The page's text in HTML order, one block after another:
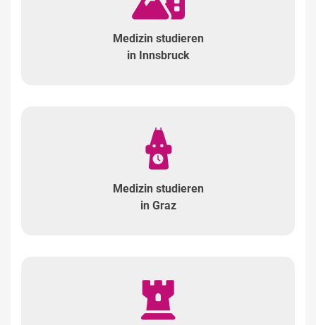
Medizin studieren
in Innsbruck
Medizin studieren
in Graz